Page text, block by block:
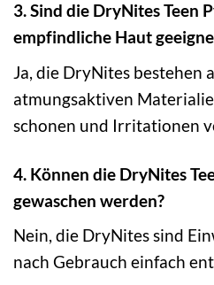
3. Sind die DryNites Teen
empfindliche Haut
Ja, die DryNites bestehen
atmungsaktiven
schonen und Irritationen
4. Können die DryNites
gewaschen werden?
Nein, die DryNites sind
nach Gebrauch einfach